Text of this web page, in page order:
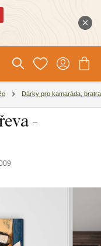
Dárky pro kamaráda, bratra
-